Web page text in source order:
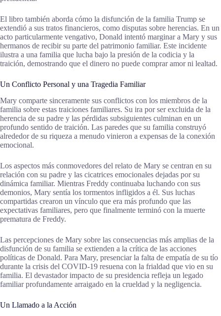
El libro también aborda cómo la disfunción de la familia Trump se
extendió a sus tratos financieros, como disputas sobre herencias. En un
acto particularmente vengativo, Donald intentó marginar a Mary y sus
hermanos de recibir su parte del patrimonio familiar. Este incidente
ilustra a una familia que lucha bajo la presión de la codicia y la
traición, demostrando que el dinero no puede comprar amor ni lealtad.
Un Conflicto Personal y una Tragedia Familiar
Mary comparte sinceramente sus conflictos con los miembros de la
familia sobre estas traiciones familiares. Su ira por ser excluida de la
herencia de su padre y las pérdidas subsiguientes culminan en un
profundo sentido de traición. Las paredes que su familia construyó
alrededor de su riqueza a menudo vinieron a expensas de la conexión
emocional.
Los aspectos más conmovedores del relato de Mary se centran en su
relación con su padre y las cicatrices emocionales dejadas por su
dinámica familiar. Mientras Freddy continuaba luchando con sus
demonios, Mary sentía los tormentos infligidos a él. Sus luchas
compartidas crearon un vínculo que era más profundo que las
expectativas familiares, pero que finalmente terminó con la muerte
prematura de Freddy.
Las percepciones de Mary sobre las consecuencias más amplias de la
disfunción de su familia se extienden a la crítica de las acciones
políticas de Donald. Para Mary, presenciar la falta de empatía de su tío
durante la crisis del COVID-19 resuena con la frialdad que vio en su
familia. El devastador impacto de su presidencia refleja un legado
familiar profundamente arraigado en la crueldad y la negligencia.
Un Llamado a la Acción